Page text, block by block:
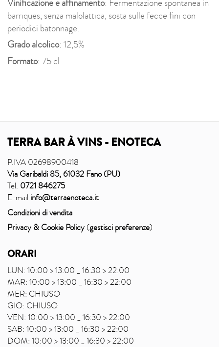
Vinificazione e affinamento: Fermentazione spontanea in
barriques, senza malolattica, sosta sulle fecce fini con
periodici batonnage.
Grado alcolico: 12,5%
Formato: 75 cl
TERRA BAR À VINS - ENOTECA
P.IVA 02698900418
Via Garibaldi 85, 61032 Fano (PU)
Tel. 0721 846275
E-mail info@terraenoteca.it
Condizioni di vendita
Privacy & Cookie Policy (gestisci preferenze)
ORARI
LUN: 10:00 > 13:00 _ 16:30 > 22:00
MAR: 10:00 > 13:00 _ 16:30 > 22:00
MER: CHIUSO
GIO: CHIUSO
VEN: 10:00 > 13:00 _ 16:30 > 22:00
SAB: 10:00 > 13:00 _ 16:30 > 22:00
DOM: 10:00 > 13:00 _ 16:30 > 22:00